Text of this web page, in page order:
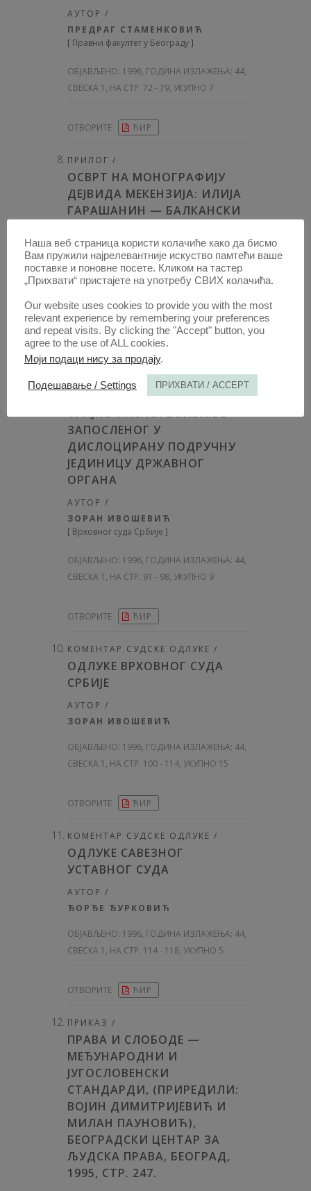
АУТОР /
ПРЕДРАГ СТАМЕНКОВИЋ
[ Правни факултет у Београду]
ОБЈАВЉЕНО: 1996, ГОДИНА ИЗЛАЖЕЊА: 44,
СВЕСКА 1, НА СТР. 72 - 79, УКУПНО 7
ОТВОРИТЕ ЋИР
ПРИЛОГ /
ОСВРТ НА МОНОГРАФИЈУ
ДЕЈВИДА МЕКЕНЗИЈА: ИЛИЈА
ГАРАШАНИН — БАЛКАНСКИ
АУТОР /
МАРИЈАНА САНТРАЧ
[Правни факултет у Београду]
ОБЈАВЉЕНО:1996, ГОДИНА ИЗЛАЖЕЊА: 44,
СВЕСКА 1, НА СТР. 79 - 90, УКУПНО 12
ОТВОРИТЕ ЋИР
КОМЕНТАР СУДСКЕ ОДЛУКЕ /
ТРАЈНО РАСПОРЕЂИВАЊЕ
ЗАПОСЛЕНОГ У
ДИСЛОЦИРАНУ ПОДРУЧНУ
ЈЕДИНИЦУ ДРЖАВНОГ
ОРГАНА
АУТОР /
ЗОРАН ИВОШЕВИЋ
[ Врховног суда Србије ]
ОБЈАВЉЕНО: 1996, ГОДИНА ИЗЛАЖЕЊА: 44,
СВЕСКА 1, НА СТР. 91 - 98, УКУПНО 9
ОТВОРИТЕ ЋИР
КОМЕНТАР СУДСКЕ ОДЛУКЕ /
ОДЛУКЕ ВРХОВНОГ СУДА
СРБИЈЕ
АУТОР /
ЗОРАН ИВОШЕВИЋ
ОБЈАВЉЕНО: 1996, ГОДИНА ИЗЛАЖЕЊА: 44,
СВЕСКА 1, НА СТР. 100 - 114, УКУПНО 15
ОТВОРИТЕ ЋИР
КОМЕНТАР СУДСКЕ ОДЛУКЕ /
ОДЛУКЕ САВЕЗНОГ
УСТАВНОГ СУДА
АУТОР /
ЂОРЂЕ ЂУРКОВИЋ
ОБЈАВЉЕНО: 1996, ГОДИНА ИЗЛАЖЕЊА: 44,
СВЕСКА 1, НА СТР. 114 - 118, УКУПНО 5
ОТВОРИТЕ ЋИР
ПРИКАЗ /
ПРАВА И СЛОБОДЕ —
МЕЂУНАРОДНИ И
ЈУГОСЛОВЕНСКИ
СТАНДАРДИ, (ПРИРЕДИЛИ:
ВОЈИН ДИМИТРИЈЕВИЋ И
МИЛАН ПАУНОВИЋ),
БЕОГРАДСКИ ЦЕНТАР ЗА
ЉУДСКА ПРАВА, БЕОГРАД,
1995, СТР. 247.
Наша веб страница користи колачиће како да бисмо
Вам пружили најрелевантније искуство памтећи ваше
поставке и поновне посете. Кликом на тастер
„Прихвати“ пристајете на употребу СВИХ колачића.
Our website uses cookies to provide you with the most
relevant experience by remembering your preferences
and repeat visits. By clicking the "Accept" button, you
agree to the use of ALL cookies.
Моји подаци нису за продају.
Подешавање / Settings ПРИХВАТИ / ACCEPT